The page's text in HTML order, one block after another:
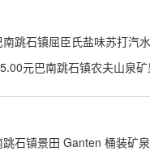
跳石镇屈臣氏盐味苏打汽
元巴南跳石镇农夫山泉矿
石镇景田 Ganten 桶装矿